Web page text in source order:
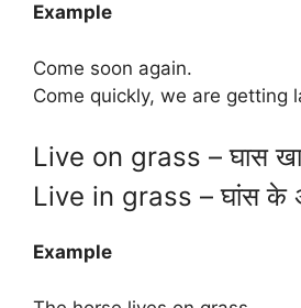
Example
Come soon again.
Come quickly, we are getting
Live on grass – घास
Live in grass – घांस के
Example